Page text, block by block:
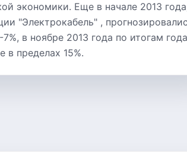
экономики. Еще в начале 2013
"Электрокабель" ,
в ноябре 2013 года по итогам года
в пределах 15%.